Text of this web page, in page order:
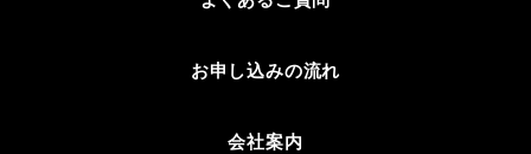
お申し込みの流れ
会社案内